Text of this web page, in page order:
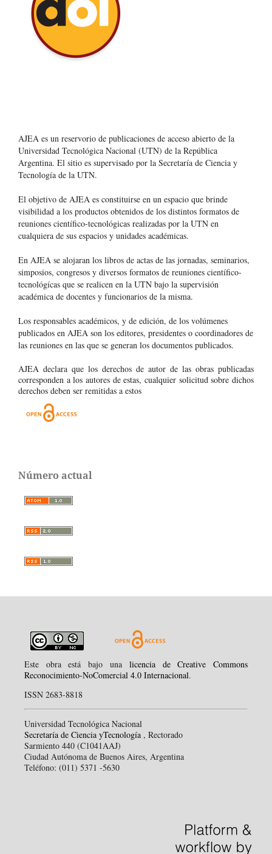
AJEA es un reservorio de publicaciones de acceso abierto de la
Universidad Tecnológica Nacional (UTN) de la República
Argentina. El sitio es supervisado por la Secretaría de Ciencia y
Tecnología de la UTN.
El objetivo de AJEA es constituirse en un espacio que brinde
visibilidad a los productos obtenidos de los distintos formatos de
reuniones científico-tecnológicas realizadas por la UTN en
cualquiera de sus espacios y unidades académicas.
En AJEA se alojaran los libros de actas de las jornadas, seminarios,
simposios, congresos y diversos formatos de reuniones científico-
tecnológícas que se realicen en la UTN bajo la supervisión
académica de docentes y funcionarios de la misma.
Los responsables académicos, y de edición, de los volúmenes
publicados en AJEA son los editores, presidentes o coordinadores de
las reuniones en las que se generan los documentos publicados.
AJEA declara que los derechos de autor de las obras publicadas
corresponden a los autores de estas, cualquier solicitud sobre dichos
derechos deben ser remitidas a estos
Número actual
Este obra está bajo unalicencia de Creative Commons
Reconocimiento-NoComercial 4.0 Internacional.
ISSN 2683-8818
Universidad Tecnológica Nacional
Secretaría de Ciencia yTecnología , Rectorado
Sarmiento 440 (C1041AAJ)
Ciudad Autónoma de Buenos Aires, Argentina
Teléfono: (011) 5371 -5630